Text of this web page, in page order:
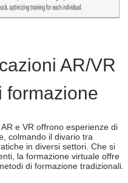
AR/VR
formazione
e VR offrono esperienze di
colmando il divario tra
in diversi settori. Che si
la formazione virtuale offre
di formazione tradizionali.